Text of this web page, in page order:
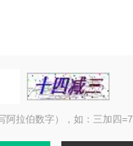
阿拉伯数字），如：三加四=7